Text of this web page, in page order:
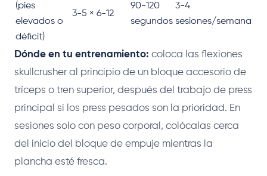
(pies
elevados o
déficit)
3-5 × 6-12
90-120
segundos
3-4
sesiones/semana
Dónde en tu entrenamiento: coloca las flexiones
skullcrusher al principio de un bloque accesorio de
tríceps o tren superior, después del trabajo de press
principal si los press pesados son la prioridad. En
sesiones solo con peso corporal, colócalas cerca
del inicio del bloque de empuje mientras la
plancha esté fresca.